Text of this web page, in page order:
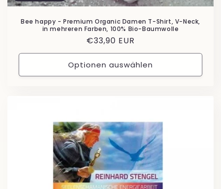
Bee happy - Premium Organic Damen T-Shirt, V-Neck,
in mehreren Farben, 100% Bio-Baumwolle
Normaler
Preis
€33,90 EUR
Optionen auswählen